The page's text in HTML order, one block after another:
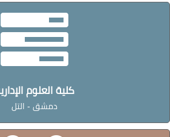
كلية العلوم الإدارية
دمشق - التل